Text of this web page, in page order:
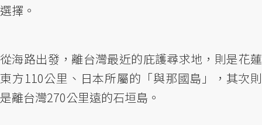
選擇。
從海路出發，離台灣最近的庇護尋求地，則是花蓮
東方110公里、日本所屬的「與那國島」，其次則
是離台灣270公里遠的石垣島。